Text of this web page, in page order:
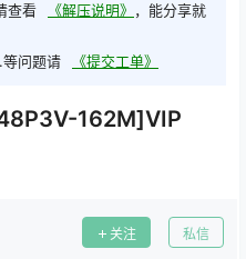
查看
《解压说明》 ，能分享就
问题请
《提交工单》
162M]VIP
关注 私信